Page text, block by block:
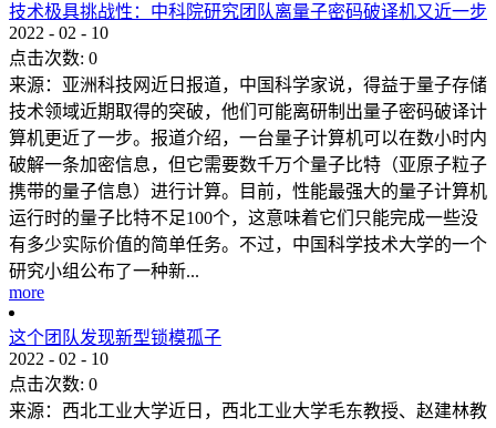
技术极具挑战性：中科院研究团队离量子密码破译机又近一步
2022 - 02 - 10
点击次数: 0
来源：亚洲科技网近日报道，中国科学家说，得益于量子存储
技术领域近期取得的突破，他们可能离研制出量子密码破译计
算机更近了一步。报道介绍，一台量子计算机可以在数小时内
破解一条加密信息，但它需要数千万个量子比特（亚原子粒子
携带的量子信息）进行计算。目前，性能最强大的量子计算机
运行时的量子比特不足100个，这意味着它们只能完成一些没
有多少实际价值的简单任务。不过，中国科学技术大学的一个
研究小组公布了一种新...
more
这个团队发现新型锁模孤子
2022 - 02 - 10
点击次数: 0
来源：西北工业大学近日，西北工业大学毛东教授、赵建林教